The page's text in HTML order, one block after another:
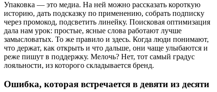
Упаковка — это медиа. На ней можно рассказать короткую
историю, дать подсказку по применению, собрать подписку
через промокод, подсветить линейку. Поисковая оптимизация
дала нам урок: простые, ясные слова работают лучше
замысловатых. То же правило и здесь. Когда люди понимают,
что держат, как открыть и что дальше, они чаще улыбаются и
реже пишут в поддержку. Мелочь? Нет, тот самый градус
лояльности, из которого складывается бренд.
Ошибка, которая встречается в девяти из десяти